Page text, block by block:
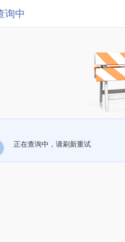
询中
正在查询中，请刷新重试